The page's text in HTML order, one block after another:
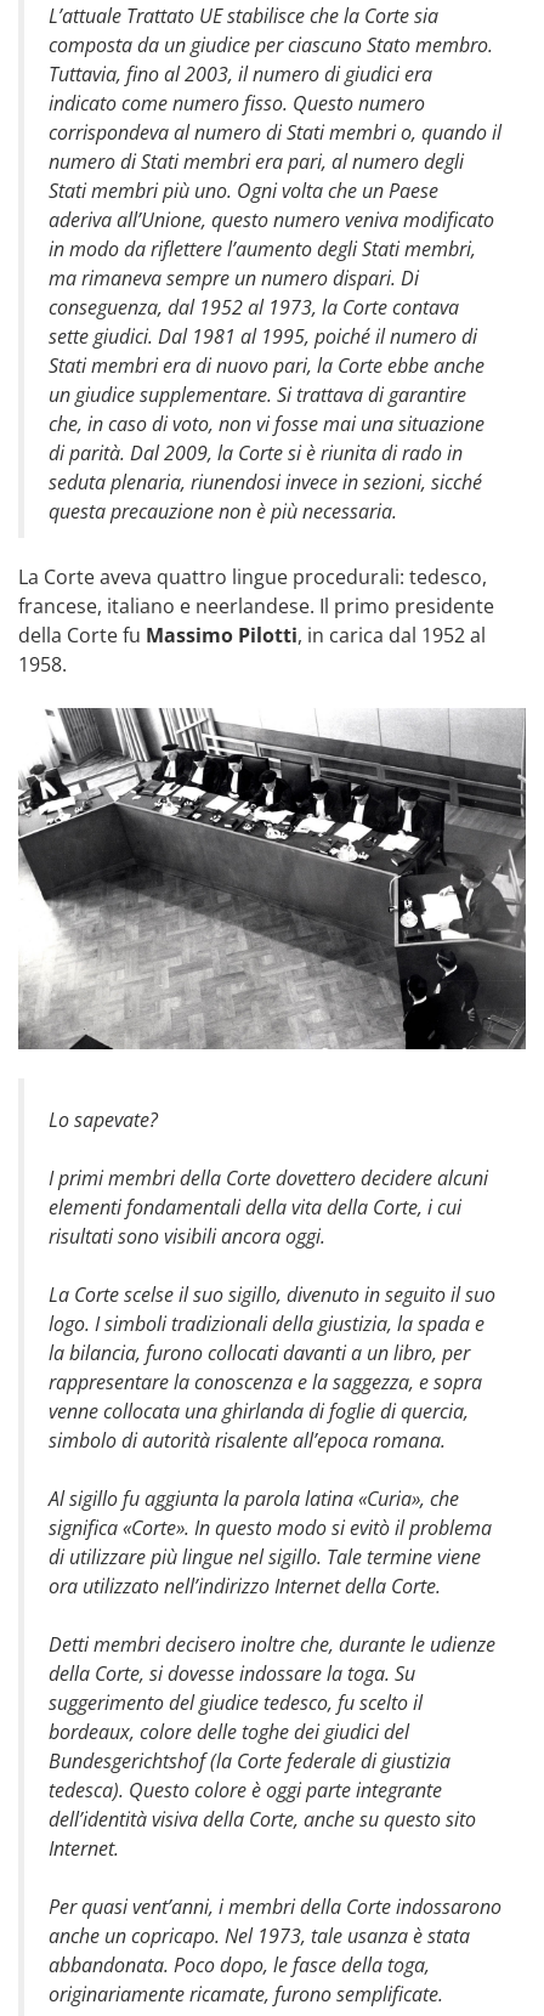
L’attuale Trattato UE stabilisce che la Corte sia
composta da un giudice per ciascuno Stato membro.
Tuttavia, fino al 2003, il numero di giudici era
indicato come numero fisso. Questo numero
corrispondeva al numero di Stati membri o, quando il
numero di Stati membri era pari, al numero degli
Stati membri più uno. Ogni volta che un Paese
aderiva all’Unione, questo numero veniva modificato
in modo da riflettere l’aumento degli Stati membri,
ma rimaneva sempre un numero dispari. Di
conseguenza, dal 1952 al 1973, la Corte contava
sette giudici. Dal 1981 al 1995, poiché il numero di
Stati membri era di nuovo pari, la Corte ebbe anche
un giudice supplementare. Si trattava di garantire
che, in caso di voto, non vi fosse mai una situazione
di parità. Dal 2009, la Corte si è riunita di rado in
seduta plenaria, riunendosi invece in sezioni, sicché
questa precauzione non è più necessaria.
La Corte aveva quattro lingue procedurali: tedesco,
francese, italiano e neerlandese. Il primo presidente
della Corte fu Massimo Pilotti, in carica dal 1952 al
1958.
Lo sapevate?
I primi membri della Corte dovettero decidere alcuni
elementi fondamentali della vita della Corte, i cui
risultati sono visibili ancora oggi.
La Corte scelse il suo sigillo, divenuto in seguito il suo
logo. I simboli tradizionali della giustizia, la spada e
la bilancia, furono collocati davanti a un libro, per
rappresentare la conoscenza e la saggezza, e sopra
venne collocata una ghirlanda di foglie di quercia,
simbolo di autorità risalente all’epoca romana.
Al sigillo fu aggiunta la parola latina «Curia», che
significa «Corte». In questo modo si evitò il problema
di utilizzare più lingue nel sigillo. Tale termine viene
ora utilizzato nell’indirizzo Internet della Corte.
Detti membri decisero inoltre che, durante le udienze
della Corte, si dovesse indossare la toga. Su
suggerimento del giudice tedesco, fu scelto il
bordeaux, colore delle toghe dei giudici del
Bundesgerichtshof (la Corte federale di giustizia
tedesca). Questo colore è oggi parte integrante
dell’identità visiva della Corte, anche su questo sito
Internet.
Per quasi vent’anni, i membri della Corte indossarono
anche un copricapo. Nel 1973, tale usanza è stata
abbandonata. Poco dopo, le fasce della toga,
originariamente ricamate, furono semplificate.